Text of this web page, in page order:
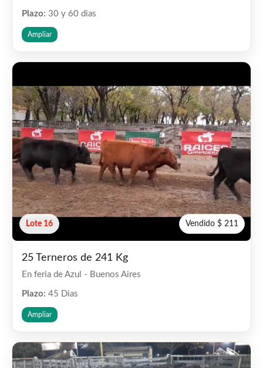
Plazo: 30 y 60 dias
Ampliar
Lote 16 Vendido $ 211
25 Terneros de 241 Kg
En feria de Azul - Buenos Aires
Plazo: 45 Dias
Ampliar